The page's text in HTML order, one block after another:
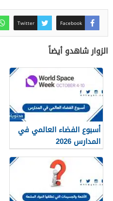
Facebook
Twitter
الزوار شاهدو أيضاً
أسبوع الفضاء العالمي في
المدارس 2026